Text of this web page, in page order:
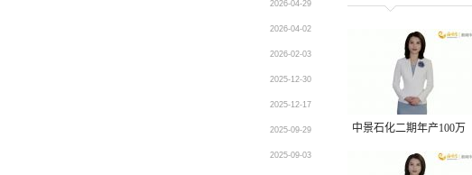
2026-04-29
2026-04-02
2026-02-03
2025-12-30
2025-12-17
2025-09-29
2025-09-03
中景石化二期年产100万
吨丙烷脱氢项目建成中交